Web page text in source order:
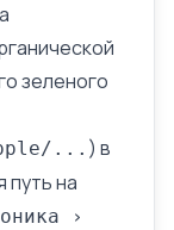
зеленого
... ) в
путь на
›